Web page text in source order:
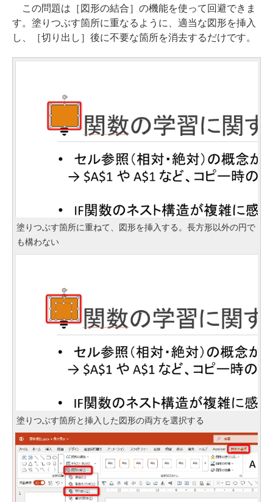
この問題は［図形の結合］の機能を使って回避できま
す。塗りつぶす箇所に重なるように、適当な図形を挿入
し、［切り出し］後に不要な箇所を消去するだけです。
塗りつぶす箇所に重ねて、図形を挿入する。長方形以外の円で
も構わない
塗りつぶす箇所と挿入した図形の両方を選択する